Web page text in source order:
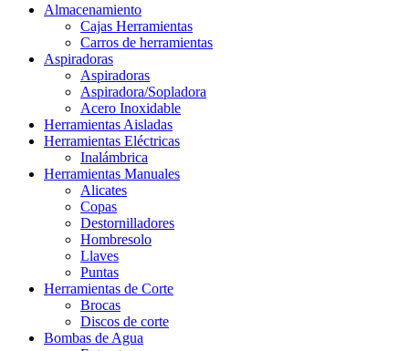
Almacenamiento
Cajas Herramientas
Carros de herramientas
Aspiradoras
Aspiradoras
Aspiradora/Sopladora
Acero Inoxidable
Herramientas Aisladas
Herramientas Eléctricas
Inalámbrica
Herramientas Manuales
Alicates
Copas
Destornilladores
Hombresolo
Llaves
Puntas
Herramientas de Corte
Brocas
Discos de corte
Bombas de Agua